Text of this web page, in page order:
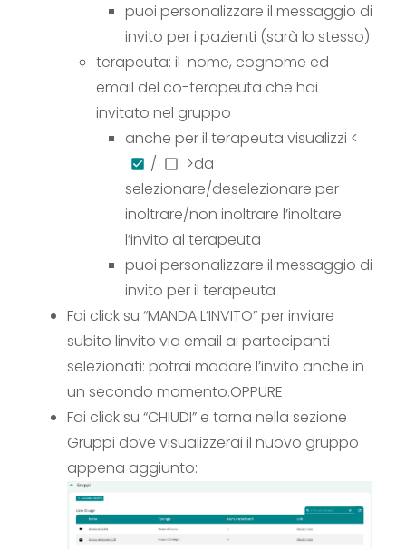
puoi personalizzare il messaggio di
invito per i pazienti (sarà lo stesso)
terapeuta: il nome, cognome ed
email del co-terapeuta che hai
invitato nel gruppo
anche per il terapeuta visualizzi <
/
>da
selezionare/deselezionare per
inoltrare/non inoltrare l’inoltare
l’invito al terapeuta
puoi personalizzare il messaggio di
invito per il terapeuta
Fai click su “MANDA L’INVITO” per inviare
subito linvito via email ai partecipanti
selezionati: potrai madare l’invito anche in
un secondo momento.OPPURE
Fai click su “CHIUDI” e torna nella sezione
Gruppi dove visualizzerai il nuovo gruppo
appena aggiunto: